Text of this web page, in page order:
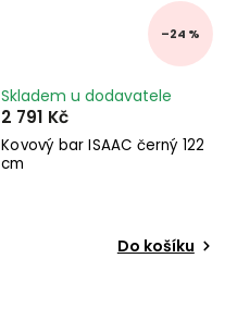
–24 %
Kovový bar ISAAC černý 122
cm
Skladem u dodavatele
2 791 Kč
Do košíku